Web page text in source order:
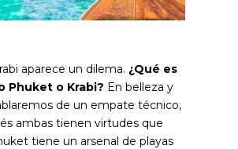
aparece un dilema. ¿Qué es
Phuket o Krabi? En belleza y
de un empate técnico,
ambas tienen virtudes que
tiene un arsenal de playas